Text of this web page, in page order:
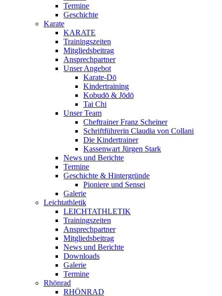
Termine
Geschichte
Karate
KARATE
Trainingszeiten
Mitgliedsbeitrag
Ansprechpartner
Unser Angebot
Karate-Dō
Kindertraining
Kobudō & Jōdō
Tai Chi
Unser Team
Cheftrainer Franz Scheiner
Schriftführerin Claudia von Collani
Die Kindertrainer
Kassenwart Jürgen Stark
News und Berichte
Termine
Geschichte & Hintergründe
Pioniere und Sensei
Galerie
Leichtathletik
LEICHTATHLETIK
Trainingszeiten
Ansprechpartner
Mitgliedsbeitrag
News und Berichte
Downloads
Galerie
Termine
Rhönrad
RHÖNRAD